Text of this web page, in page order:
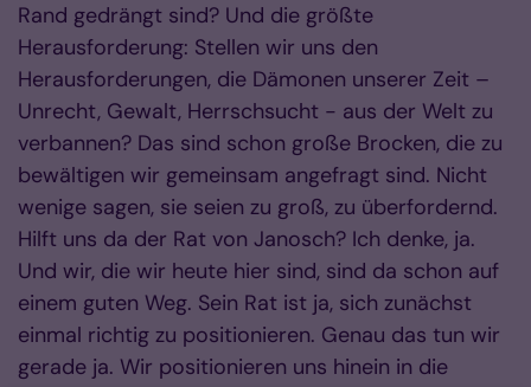
Rand gedrängt sind? Und die größte
Herausforderung: Stellen wir uns den
Herausforderungen, die Dämonen unserer Zeit –
Unrecht, Gewalt, Herrschsucht - aus der Welt zu
verbannen? Das sind schon große Brocken, die zu
bewältigen wir gemeinsam angefragt sind. Nicht
wenige sagen, sie seien zu groß, zu überfordernd.
Hilft uns da der Rat von Janosch? Ich denke, ja.
Und wir, die wir heute hier sind, sind da schon auf
einem guten Weg. Sein Rat ist ja, sich zunächst
einmal richtig zu positionieren. Genau das tun wir
gerade ja. Wir positionieren uns hinein in die